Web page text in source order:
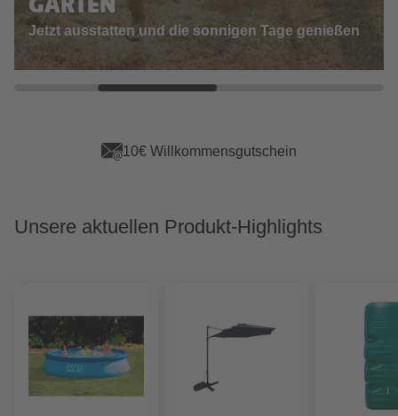
GARTEN
Jetzt ausstatten und die sonnigen Tage genießen
10€ Willkommensgutschein
Unsere aktuellen Produkt-Highlights